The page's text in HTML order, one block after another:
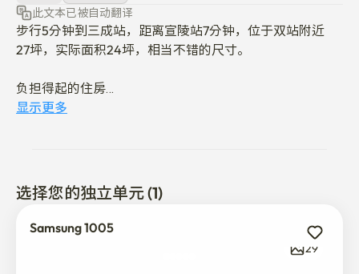
此文本已被自动翻译
步行5分钟到三成站，距离宣陵站7分钟，位于双站附近
27坪，实际面积24坪，相当不错的尺寸。
负担得起的住房
因为基本配置齐全
位于浦项制铁十字路口背面的
三成洞友情中足以居住3~4名Sher
尺寸的空间
显示更多
选择您的独立单元 (1)
Samsung 1005
29